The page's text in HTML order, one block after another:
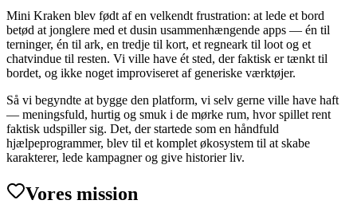
Mini Kraken blev født af en velkendt frustration: at lede et bord
betød at jonglere med et dusin usammenhængende apps — én til
terninger, én til ark, en tredje til kort, et regneark til loot og et
chatvindue til resten. Vi ville have ét sted, der faktisk er tænkt til
bordet, og ikke noget improviseret af generiske værktøjer.
Så vi begyndte at bygge den platform, vi selv gerne ville have haft
— meningsfuld, hurtig og smuk i de mørke rum, hvor spillet rent
faktisk udspiller sig. Det, der startede som en håndfuld
hjælpeprogrammer, blev til et komplet økosystem til at skabe
karakterer, lede kampagner og give historier liv.
Vores mission